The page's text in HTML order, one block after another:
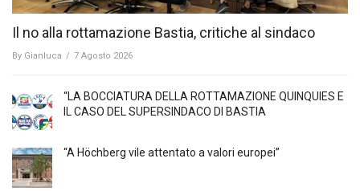
Il no alla rottamazione Bastia, critiche al sindaco
By Gianluca / 7 Agosto 2026
“LA BOCCIATURA DELLA ROTTAMAZIONE QUINQUIES E
IL CASO DEL SUPERSINDACO DI BASTIA
“A Höchberg vile attentato a valori europei”